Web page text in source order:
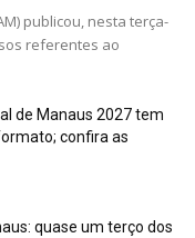
publicou, nesta terça-
referentes ao
de Manaus 2027 tem
confira as
quase um terço dos